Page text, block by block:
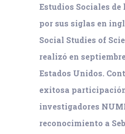
Estudios Sociales de
por sus siglas en
Social Studies of
realizó en
Estados Unidos.
exitosa
investigadores
reconocimiento a